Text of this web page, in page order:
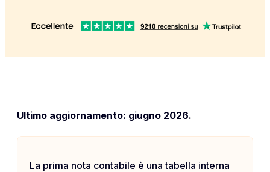
Ultimo aggiornamento: giugno 2026.
La prima nota contabile è una tabella interna